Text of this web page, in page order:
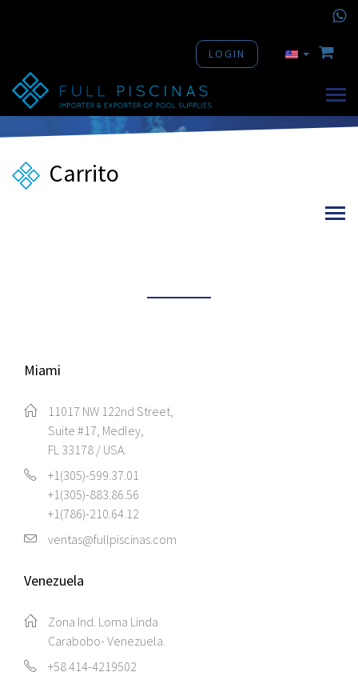
LOGIN
Diseña la piscina de
Encuentra aqui, todo lo que
necesitas para esa piscina que
siempre soñaste
Carrito
Miami
11017 NW 122nd Street,
Suite #17, Medley,
FL 33178 / USA.
+1(305)-599.37.01
+1(305)-883.86.56
+1(786)-210.64.12
ventas@fullpiscinas.com
Venezuela
Zona Ind. Loma Linda
Carabobo- Venezuela.
+58 414-4219502